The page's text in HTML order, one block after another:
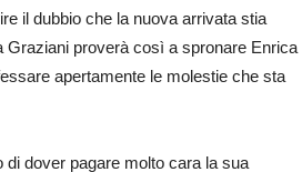
il dubbio che la nuova arrivata stia
Graziani proverà così a spronare Enrica
apertamente le molestie che sta
di dover pagare molto cara la sua